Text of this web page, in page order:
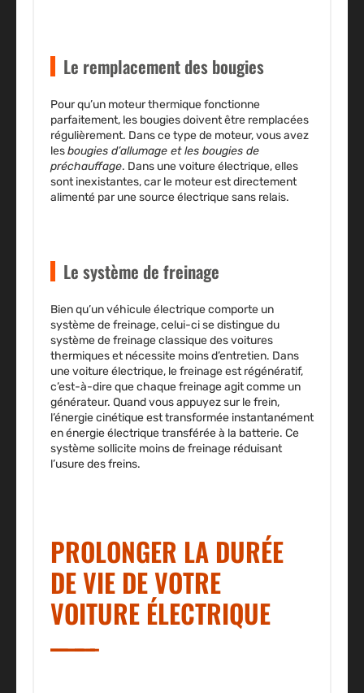
Le remplacement des bougies
Pour qu’un moteur thermique fonctionne
parfaitement, les bougies doivent être remplacées
régulièrement. Dans ce type de moteur, vous avez
lesbougies d’allumage et les bougies de
préchauffage. Dans une voiture électrique, elles
sont inexistantes, car le moteur est directement
alimenté par une source électrique sans relais.
Le système de freinage
Bien qu’un véhicule électrique comporte un
système de freinage, celui-ci se distingue du
système de freinage classique des voitures
thermiques et nécessite moins d’entretien. Dans
une voiture électrique, le freinage est régénératif,
c’est-à-dire que chaque freinage agit comme un
générateur. Quand vous appuyez sur le frein,
l’énergie cinétique est transformée instantanément
en énergie électrique transférée à la batterie. Ce
système sollicite moins de freinage réduisant
l’usure des freins.
PROLONGER LA DURÉE
DE VIE DE VOTRE
VOITURE ÉLECTRIQUE